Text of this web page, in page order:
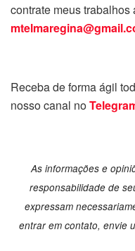
contrate meus trabalhos
Receba de forma ágil
nosso canal no
As informações e
responsabilidade de
expressam
entrar em contato, envie